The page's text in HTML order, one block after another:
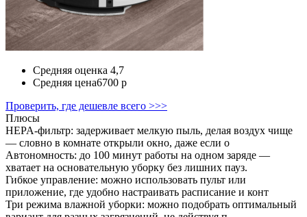
Средняя оценка 4,7
Средняя цена6700 р
Проверить, где дешевле всего >>>
Плюсы
HEPA‑фильтр: задерживает мелкую пыль, делая воздух чище
— словно в комнате открыли окно, даже если о
Автономность: до 100 минут работы на одном заряде —
хватает на основательную уборку без лишних пауз.
Гибкое управление: можно использовать пульт или
приложение, где удобно настраивать расписание и конт
Три режима влажной уборки: можно подобрать оптимальный